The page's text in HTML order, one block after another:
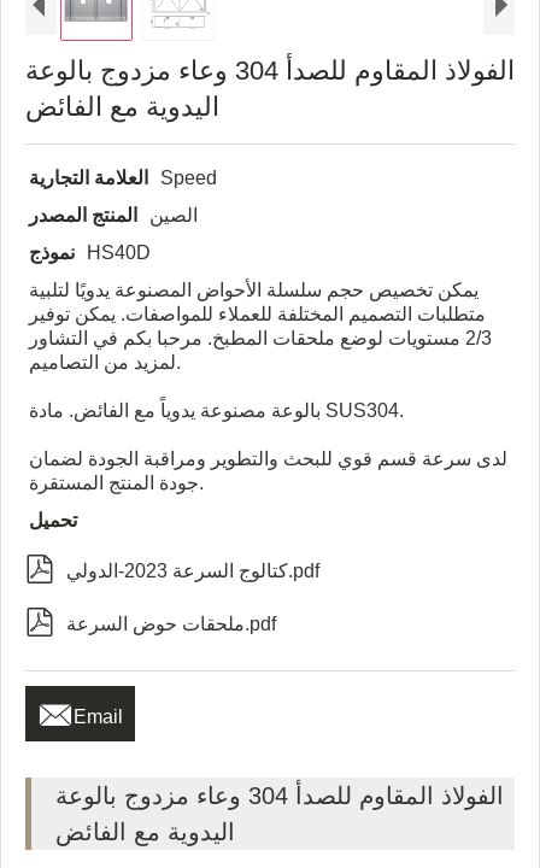
الفولاذ المقاوم للصدأ 304 وعاء مزدوج بالوعة
اليدوية مع الفائض
العلامة التجارية
Speed
المنتج المصدر
الصين
نموذج
HS40D
يمكن تخصيص حجم سلسلة الأحواض المصنوعة يدويًا لتلبية
متطلبات التصميم المختلفة للعملاء للمواصفات. يمكن توفير
2/3 مستويات لوضع ملحقات المطبخ. مرحبا بكم في التشاور
لمزيد من التصاميم.
بالوعة مصنوعة يدوياً مع الفائض. مادة SUS304.
لدى سرعة قسم قوي للبحث والتطوير ومراقبة الجودة لضمان
جودة المنتج المستقرة.
تحميل
 كتالوج السرعة 2023-الدولي.pdf
 ملحقات حوض السرعة.pdf
 Email
الفولاذ المقاوم للصدأ 304 وعاء مزدوج بالوعة
اليدوية مع الفائض